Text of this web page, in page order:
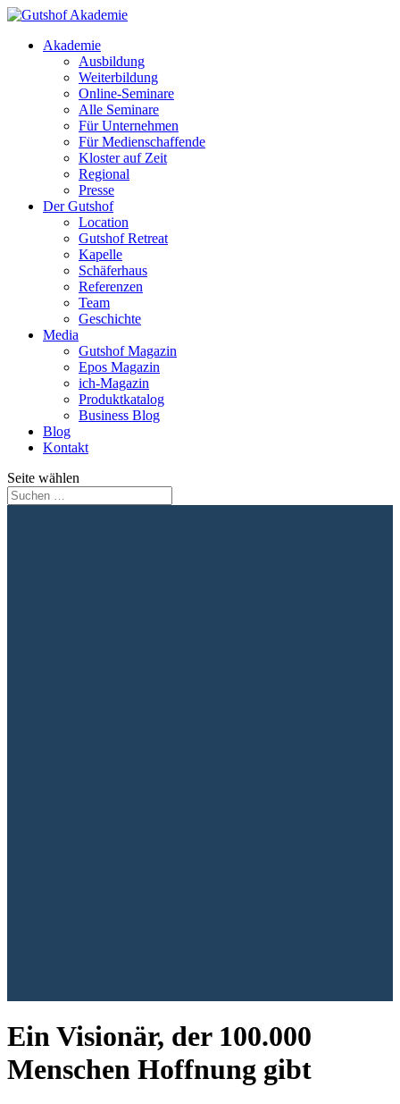
Akademie
Ausbildung
Weiterbildung
Online-Seminare
Alle Seminare
Für Unternehmen
Für Medienschaffende
Kloster auf Zeit
Regional
Presse
Der Gutshof
Location
Gutshof Retreat
Kapelle
Schäferhaus
Referenzen
Team
Geschichte
Media
Gutshof Magazin
Epos Magazin
ich-Magazin
Produktkatalog
Business Blog
Blog
Kontakt
Seite wählen
Ein Visionär, der 100.000
Menschen Hoffnung gibt